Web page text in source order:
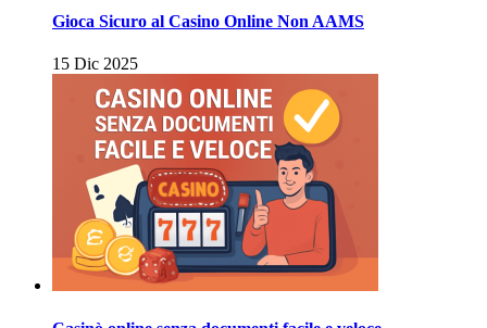
Gioca Sicuro al Casino Online Non AAMS
15 Dic 2025